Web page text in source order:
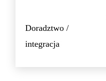
Doradztwo /
integracja